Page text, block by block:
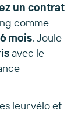
un contrat
comme
mois. Joule
avec le
leur vélo et